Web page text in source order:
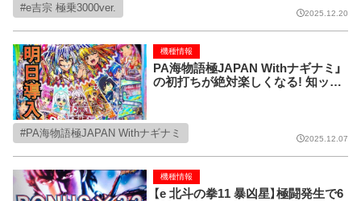
e吉宗 極乗3000ver. 2025.12.20
PA海物語極JAPAN Withナギナミ」
の初打ちが絶対楽しくなる! 知ット
機種情報
PA海物語極JAPAN Withナギナミ 2025.12.07
【e 北斗の拳11 暴凶星】極闘発生で6
機種情報